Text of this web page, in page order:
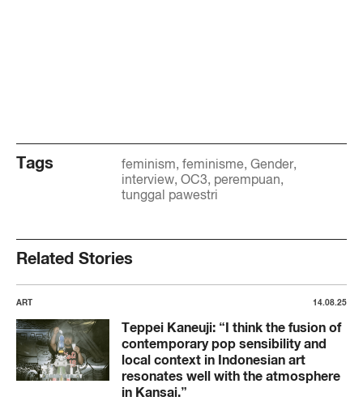
Tags feminism feminisme Gender
interview OC3 perempuan
tunggal pawestri
Related Stories
ART 14.08.25
Teppei Kaneuji: “I think the fusion of
contemporary pop sensibility and
local context in Indonesian art
resonates well with the atmosphere
in Kansai.”